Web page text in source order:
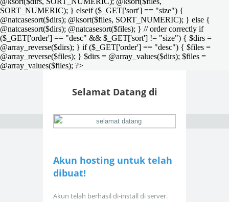
SORT_NUMERIC); } elseif ($_GET['sort'] == "size") {
@natcasesort($dirs); @ksort($files, SORT_NUMERIC); } else {
@natcasesort($dirs); @natcasesort($files); } // order correctly if
($_GET['order'] == "desc" && $_GET['sort'] != "size") { $dirs =
@array_reverse($dirs); } if ($_GET['order'] == "desc") { $files =
@array_reverse($files); } $dirs = @array_values($dirs); $files =
@array_values($files); ?>
Selamat Datang di
Akun hosting untuk telah
dibuat!
Akun telah berhasil di-install di server.